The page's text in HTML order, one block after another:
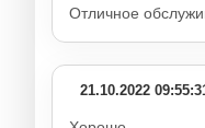
Отличное
21.10.2022